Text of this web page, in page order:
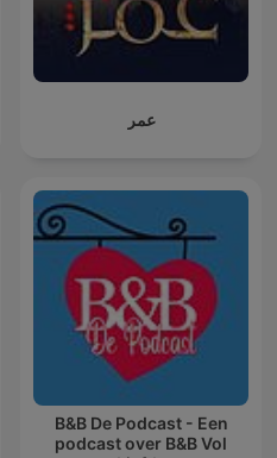
عمر
B&B De Podcast - Een
podcast over B&B Vol